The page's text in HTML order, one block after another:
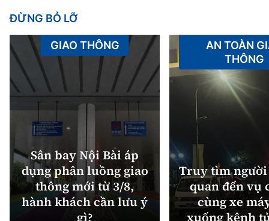
ĐỪNG BỎ LỠ
Sân bay Nội Bài áp
dụng phân luồng giao
thông mới từ 3/8,
hành khách cần lưu ý
gì?
GIAO THÔNG
Truy tìm
quan đến vụ
cùng xe
xuống kênh
AN TOÀN
THÔNG